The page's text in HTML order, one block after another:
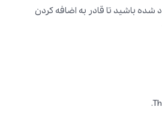
شده باشید تا قادر به اضافه کردن